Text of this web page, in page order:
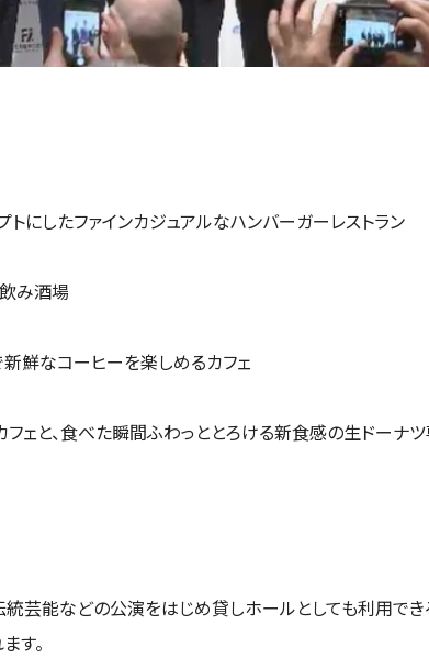
にしたファインカジュアルなハンバーガーレストラン
み酒場
鮮なコーヒーを楽しめるカフェ
ェと、食べた瞬間ふわっととろける新食感の生ドーナ
統芸能などの公演をはじめ貸しホールとしても利用でき
す。